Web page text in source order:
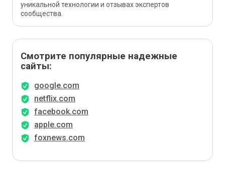
уникальной технологии и отзывах экспертов
сообщества.
Смотрите популярные надежные
сайты:
google.com
netflix.com
facebook.com
apple.com
foxnews.com